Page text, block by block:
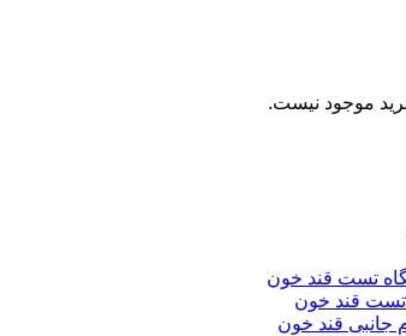
موجود نیست.
تست قند خون
تست قند خون
جانبی قند خون